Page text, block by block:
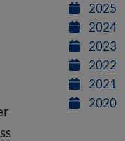
2025
2024
2023
2022
2021
2020